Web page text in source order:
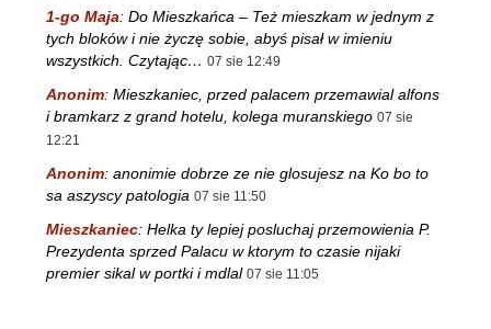
1-go Maja: Do Mieszkańca – Też mieszkam w jednym z
tych bloków i nie życzę sobie, abyś pisał w imieniu
wszystkich. Czytając… 07 sie 12:49
Anonim: Mieszkaniec, przed palacem przemawial alfons
i bramkarz z grand hotelu, kolega muranskiego 07 sie
12:21
Anonim: anonimie dobrze ze nie glosujesz na Ko bo to
sa aszyscy patologia 07 sie 11:50
Mieszkaniec: Helka ty lepiej posluchaj przemowienia P.
Prezydenta sprzed Palacu w ktorym to czasie nijaki
premier sikal w portki i mdlal 07 sie 11:05